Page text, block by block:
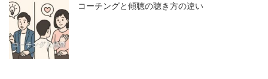
コーチングと傾聴の聴き方の違い